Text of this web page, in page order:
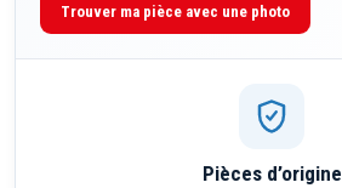
Trouver ma pièce avec une photo
Pièces d’origine